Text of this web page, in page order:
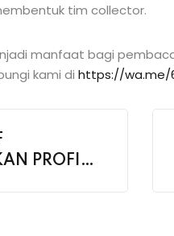
tim collector.
manfaat bagi
kami di https://wa.me/
PROFIT